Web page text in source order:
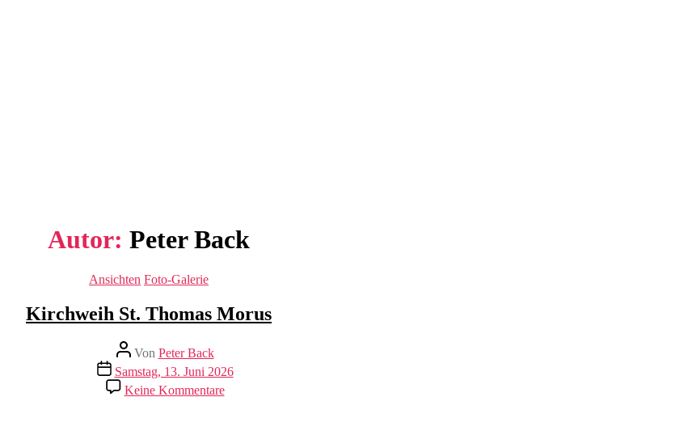
Autor: Peter Back
Kategorien
Ansichten Foto-Galerie
Kirchweih St. Thomas Morus
Beitragsautor
Von Peter Back
Veröffentlichungsdatum
Samstag, 13. Juni 2026
Keine Kommentarezu
Kirchweih